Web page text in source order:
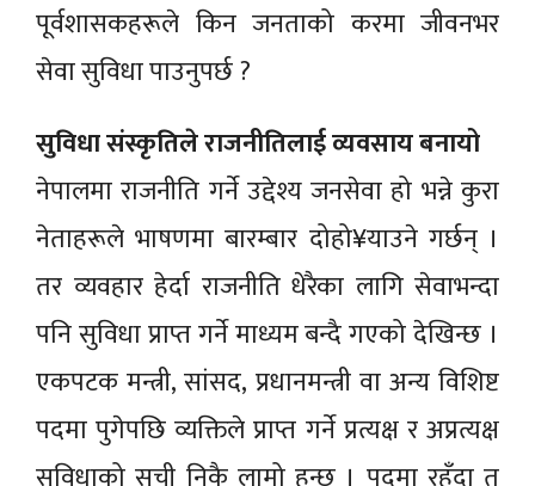
पूर्वशासकहरूले किन जनताको करमा जीवनभर
सेवा सुविधा पाउनुपर्छ ?
सुविधा संस्कृतिले राजनीतिलाई व्यवसाय बनायो
नेपालमा राजनीति गर्ने उद्देश्य जनसेवा हो भन्ने कुरा
नेताहरूले भाषणमा बारम्बार दोहो¥याउने गर्छन् ।
तर व्यवहार हेर्दा राजनीति धेरैका लागि सेवाभन्दा
पनि सुविधा प्राप्त गर्ने माध्यम बन्दै गएको देखिन्छ ।
एकपटक मन्त्री, सांसद, प्रधानमन्त्री वा अन्य विशिष्ट
पदमा पुगेपछि व्यक्तिले प्राप्त गर्ने प्रत्यक्ष र अप्रत्यक्ष